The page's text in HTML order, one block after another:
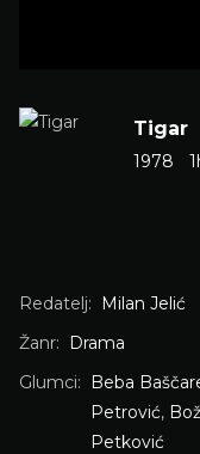
Tigar
1978
Redatelj:
Milan Jelić
Žanr:
Drama
Glumci:
Beba
Petrović,
Petković